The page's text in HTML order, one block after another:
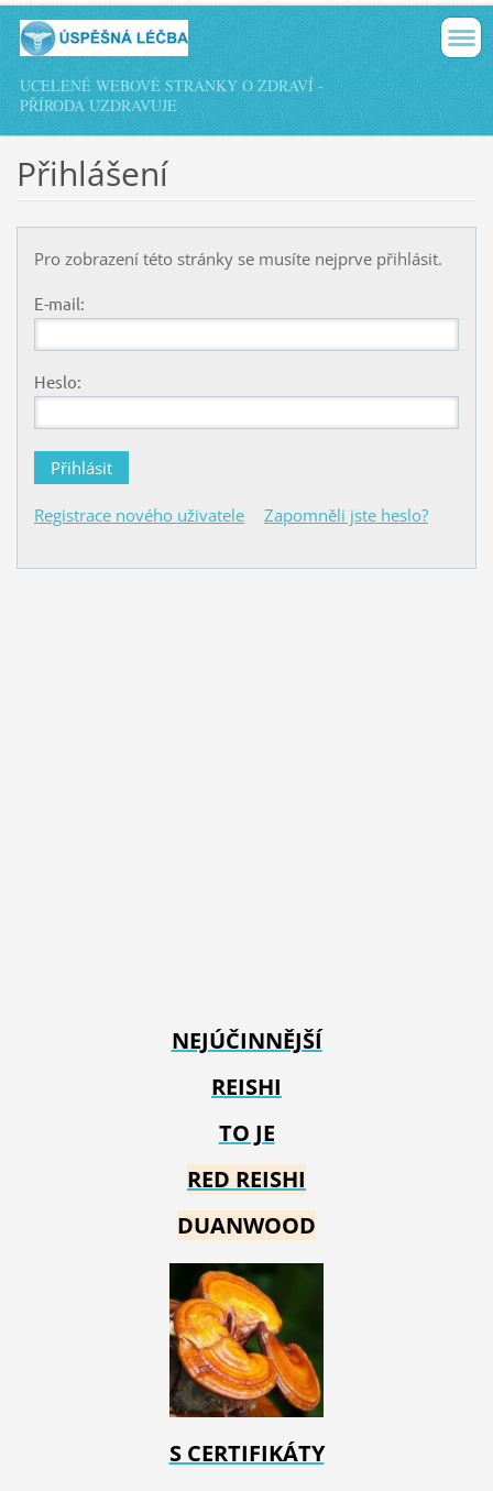
UCELENÉ WEBOVÉ STRÁNKY O ZDRAVÍ -
PŘÍRODA UZDRAVUJE
Přihlášení
Pro zobrazení této stránky se musíte nejprve přihlásit.
E-mail:
Heslo:
Registrace nového uživatele Zapomněli jste heslo?
NEJÚČINNĚJŠÍ
REISHI
TO JE
RED REISHI
DUANWOOD
S CERTIFIKÁTY